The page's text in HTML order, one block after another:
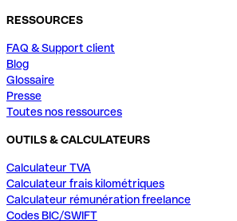
RESSOURCES
FAQ & Support client
Blog
Glossaire
Presse
Toutes nos ressources
OUTILS & CALCULATEURS
Calculateur TVA
Calculateur frais kilométriques
Calculateur rémunération freelance
Codes BIC/SWIFT